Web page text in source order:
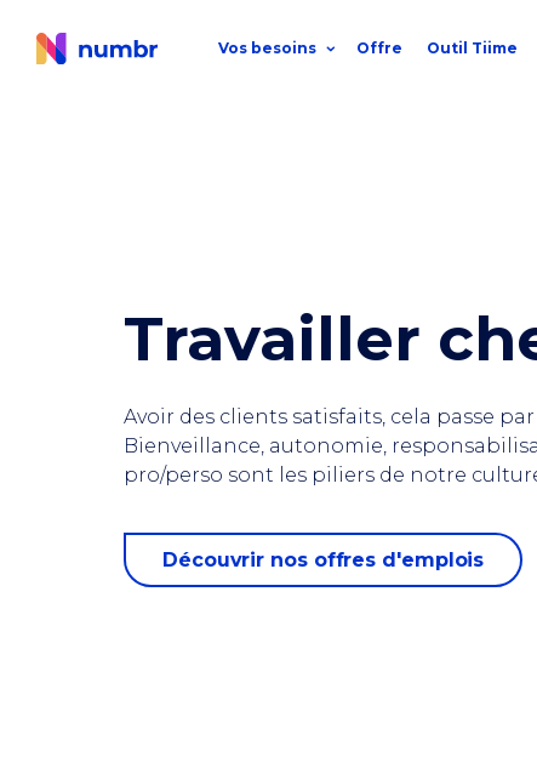
Vos besoins Offre Outil Tiime
Travailler
Avoir des clients satisfaits, cela passe
Bienveillance, autonomie,
pro/perso sont les piliers de notre
Découvrir nos offres d'emplois